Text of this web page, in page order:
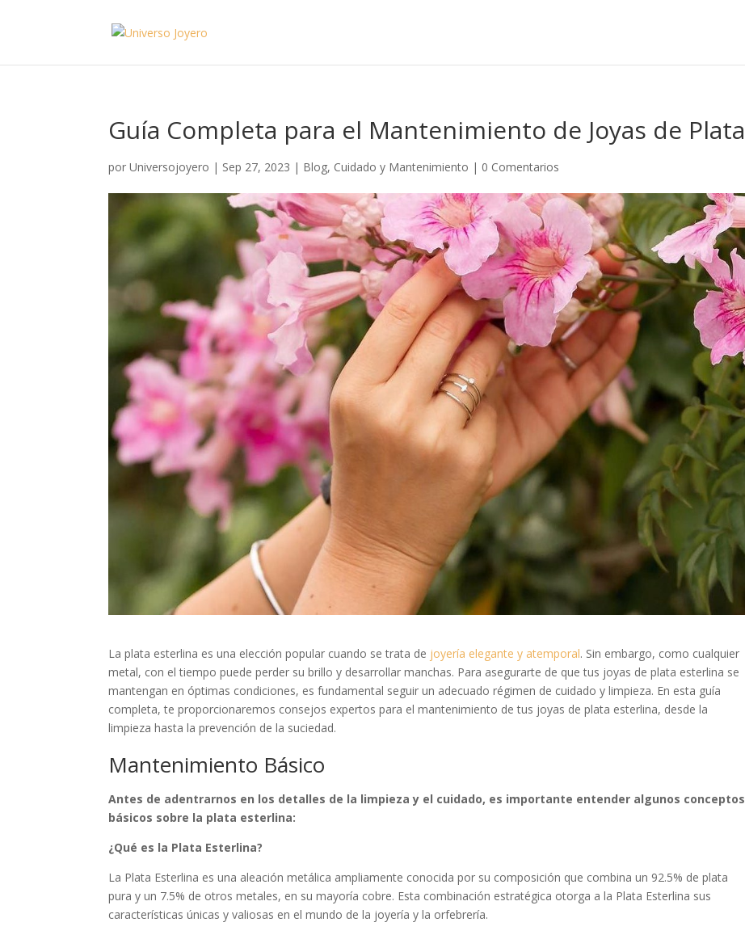
Guía Completa para el Mantenimiento de Joyas de Plata
porUniversojoyero | Sep 27, 2023 | Blog, Cuidado y Mantenimiento | 0 Comentarios
La plata esterlina es una elección popular cuando se trata de joyería elegante y atemporal. Sin embargo, como cualquier
metal, con el tiempo puede perder su brillo y desarrollar manchas. Para asegurarte de que tus joyas de plata esterlina se
mantengan en óptimas condiciones, es fundamental seguir un adecuado régimen de cuidado y limpieza. En esta guía
completa, te proporcionaremos consejos expertos para el mantenimiento de tus joyas de plata esterlina, desde la
limpieza hasta la prevención de la suciedad.
Mantenimiento Básico
Antes de adentrarnos en los detalles de la limpieza y el cuidado, es importante entender algunos conceptos
básicos sobre la plata esterlina:
¿Qué es la Plata Esterlina?
La Plata Esterlina es una aleación metálica ampliamente conocida por su composición que combina un 92.5% de plata
pura y un 7.5% de otros metales, en su mayoría cobre. Esta combinación estratégica otorga a la Plata Esterlina sus
características únicas y valiosas en el mundo de la joyería y la orfebrería.